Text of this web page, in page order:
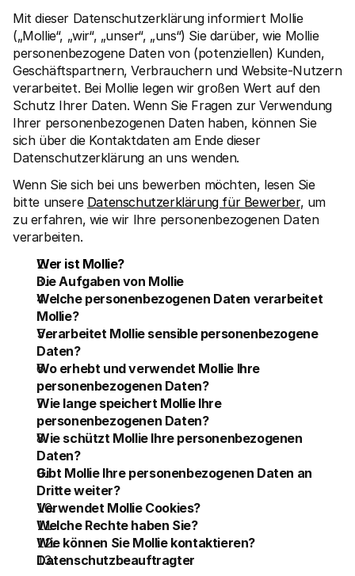
Mit dieser Datenschutzerklärung informiert Mollie
(„Mollie“, „wir“, „unser“, „uns“) Sie darüber, wie Mollie
personenbezogene Daten von (potenziellen) Kunden,
Geschäftspartnern, Verbrauchern und Website-Nutzern
verarbeitet. Bei Mollie legen wir großen Wert auf den
Schutz Ihrer Daten. Wenn Sie Fragen zur Verwendung
Ihrer personenbezogenen Daten haben, können Sie
sich über die Kontaktdaten am Ende dieser
Datenschutzerklärung an uns wenden.
Wenn Sie sich bei uns bewerben möchten, lesen Sie
bitte unsere Datenschutzerklärung für Bewerber, um
zu erfahren, wie wir Ihre personenbezogenen Daten
verarbeiten.
Wer ist Mollie?
Die Aufgaben von Mollie
Welche personenbezogenen Daten verarbeitet
Mollie?
Verarbeitet Mollie sensible personenbezogene
Daten?
Wo erhebt und verwendet Mollie Ihre
personenbezogenen Daten?
Wie lange speichert Mollie Ihre
personenbezogenen Daten?
Wie schützt Mollie Ihre personenbezogenen
Daten?
Gibt Mollie Ihre personenbezogenen Daten an
Dritte weiter?
Verwendet Mollie Cookies?
Welche Rechte haben Sie?
Wie können Sie Mollie kontaktieren?
Datenschutzbeauftragter
Technische Ressourcen
Developer-Portal
Entdecken Sie unsere Ressourcen und Updates für
Bibliotheken
Integrieren Sie Mollie mit unseren Plug-and-Play-Paketen
Discord community
Werden Sie Teil der Entwickler-Community
Über Mollie
Preise
Sehen Sie sich unsere Preise an
Über uns
Unsere Story und Werte
News
Lesen Sie aktuelle Mollie-
Neuigkeiten
Karriere
Kommen Sie zu uns - wir stellen ein!
Für Endkunden
Warum steht Mollie auf Ihrem Kontoauszug?
Für Mollie-Händler
Kontaktieren Sie unseren Händler-Support
Sales-Team kontaktieren
Erfahren Sie, wie wir Ihrem Unternehmen helfen können